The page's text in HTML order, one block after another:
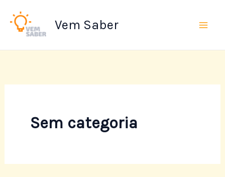
para
conteúdo
Vem Saber
Sem categoria